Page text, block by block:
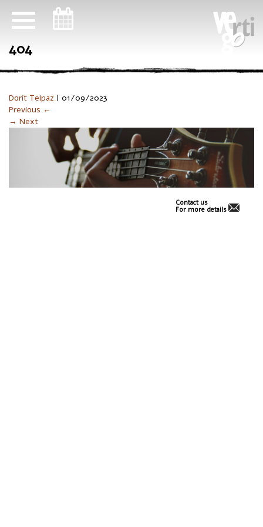
404
Dorit Telpaz | 01/09/2023
Previous ←
→ Next
Contact us
For more details